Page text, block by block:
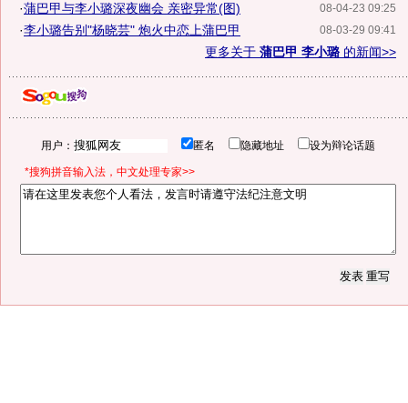
08-04-23 09:25
·蒲巴甲与李小璐深夜幽会 亲密异常(图)
08-03-29 09:41
·李小璐告别"杨晓芸" 炮火中恋上蒲巴甲
更多关于 蒲巴甲 李小璐 的新闻>>
用户： 匿名 隐藏地址 设为辩论话题
*搜狗拼音输入法，中文处理专家>>